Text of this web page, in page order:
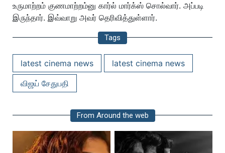
உருமாற்றம் குணமாற்றம்னு கார்ல் மார்க்ஸ் சொல்வார். அப்படி
இருந்தார். இவ்வாறு அவர் தெரிவித்துள்ளார்.
Tags
latest cinema news
latest cinema news
விஜய் சேதுபதி
From Around the web